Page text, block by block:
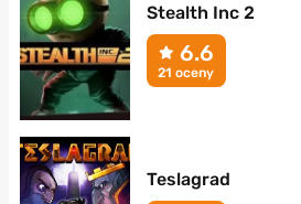
Stealth Inc 2
6.6
21 oceny
Teslagrad